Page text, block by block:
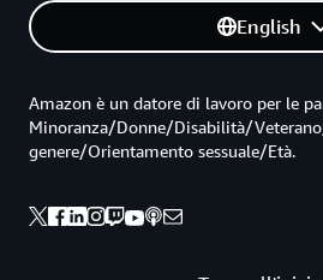
English
Amazon è un datore di lavoro per le
Minoranza/Donne/Disabilità/
genere/Orientamento sessuale/Età.